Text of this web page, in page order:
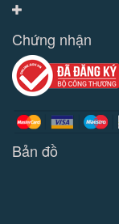
Chứng nhận
Bản đồ